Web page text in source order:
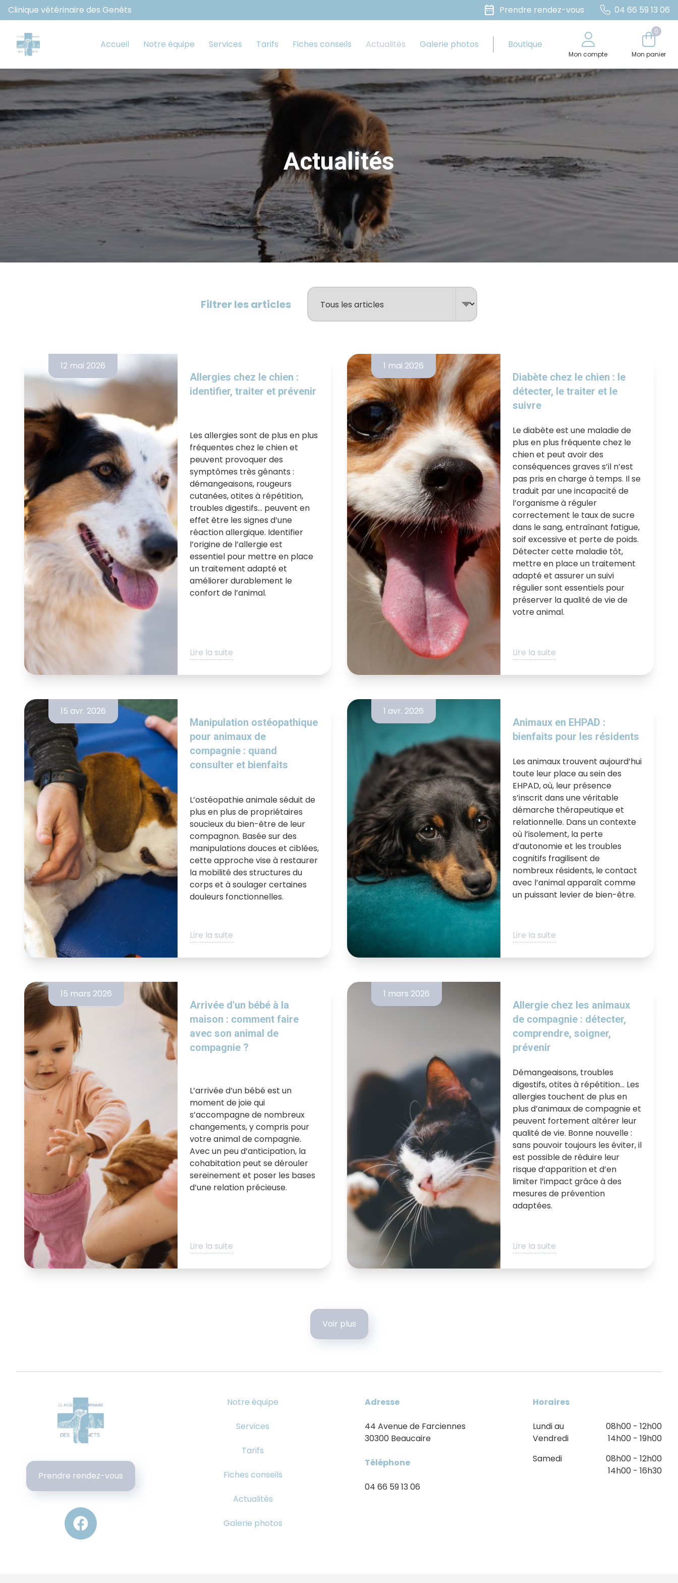
Clinique vétérinaire des Genêts date_range Prendre rendez-vous 04 66 59 13 06
Accueil Notre équipe Services Tarifs Fiches conseils Actualités Galerie photos Boutique
Mon compte
0
Mon panier
Actualités
Filtrer les articles
12 mai 2026
Allergies chez le chien :
identifier, traiter et prévenir
Les allergies sont de plus en plus
fréquentes chez le chien et
peuvent provoquer des
symptômes très gênants :
démangeaisons, rougeurs
cutanées, otites à répétition,
troubles digestifs… peuvent en
effet être les signes d’une
réaction allergique. Identifier
l’origine de l’allergie est
essentiel pour mettre en place
un traitement adapté et
améliorer durablement le
confort de l’animal.
Lire la suite
1 mai 2026
Diabète chez le chien : le
détecter, le traiter et le
suivre
Le diabète est une maladie de
plus en plus fréquente chez le
chien et peut avoir des
conséquences graves s’il n’est
pas pris en charge à temps. Il se
traduit par une incapacité de
l’organisme à réguler
correctement le taux de sucre
dans le sang, entraînant fatigue,
soif excessive et perte de poids.
Détecter cette maladie tôt,
mettre en place un traitement
adapté et assurer un suivi
régulier sont essentiels pour
préserver la qualité de vie de
votre animal.
Lire la suite
15 avr. 2026
Manipulation ostéopathique
pour animaux de
compagnie : quand
consulter et bienfaits
L’ostéopathie animale séduit de
plus en plus de propriétaires
soucieux du bien-être de leur
compagnon. Basée sur des
manipulations douces et ciblées,
cette approche vise à restaurer
la mobilité des structures du
corps et à soulager certaines
douleurs fonctionnelles.
Lire la suite
1 avr. 2026
Animaux en EHPAD :
bienfaits pour les résidents
Les animaux trouvent aujourd’hui
toute leur place au sein des
EHPAD, où, leur présence
s’inscrit dans une véritable
démarche thérapeutique et
relationnelle. Dans un contexte
où l’isolement, la perte
d’autonomie et les troubles
cognitifs fragilisent de
nombreux résidents, le contact
avec l’animal apparaît comme
un puissant levier de bien-être.
Lire la suite
15 mars 2026
Arrivée d'un bébé à la
maison : comment faire
avec son animal de
compagnie ?
L’arrivée d’un bébé est un
moment de joie qui
s’accompagne de nombreux
changements, y compris pour
votre animal de compagnie.
Avec un peu d’anticipation, la
cohabitation peut se dérouler
sereinement et poser les bases
d’une relation précieuse.
Lire la suite
1 mars 2026
Allergie chez les animaux
de compagnie : détecter,
comprendre, soigner,
prévenir
Démangeaisons, troubles
digestifs, otites à répétition… Les
allergies touchent de plus en
plus d’animaux de compagnie et
peuvent fortement altérer leur
qualité de vie. Bonne nouvelle :
sans pouvoir toujours les éviter, il
est possible de réduire leur
risque d’apparition et d’en
limiter l’impact grâce à des
mesures de prévention
adaptées.
Lire la suite
Voir plus
Prendre rendez-vous
Notre équipe
Services
Tarifs
Fiches conseils
Actualités
Galerie photos
Adresse
44 Avenue de Farciennes
30300 Beaucaire
Téléphone
04 66 59 13 06
Horaires
Lundi au
Vendredi
08h00 - 12h00
14h00 - 19h00
Samedi
08h00 - 12h00
14h00 - 16h30